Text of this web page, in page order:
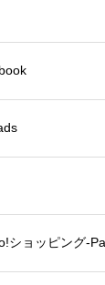
ショッピング-